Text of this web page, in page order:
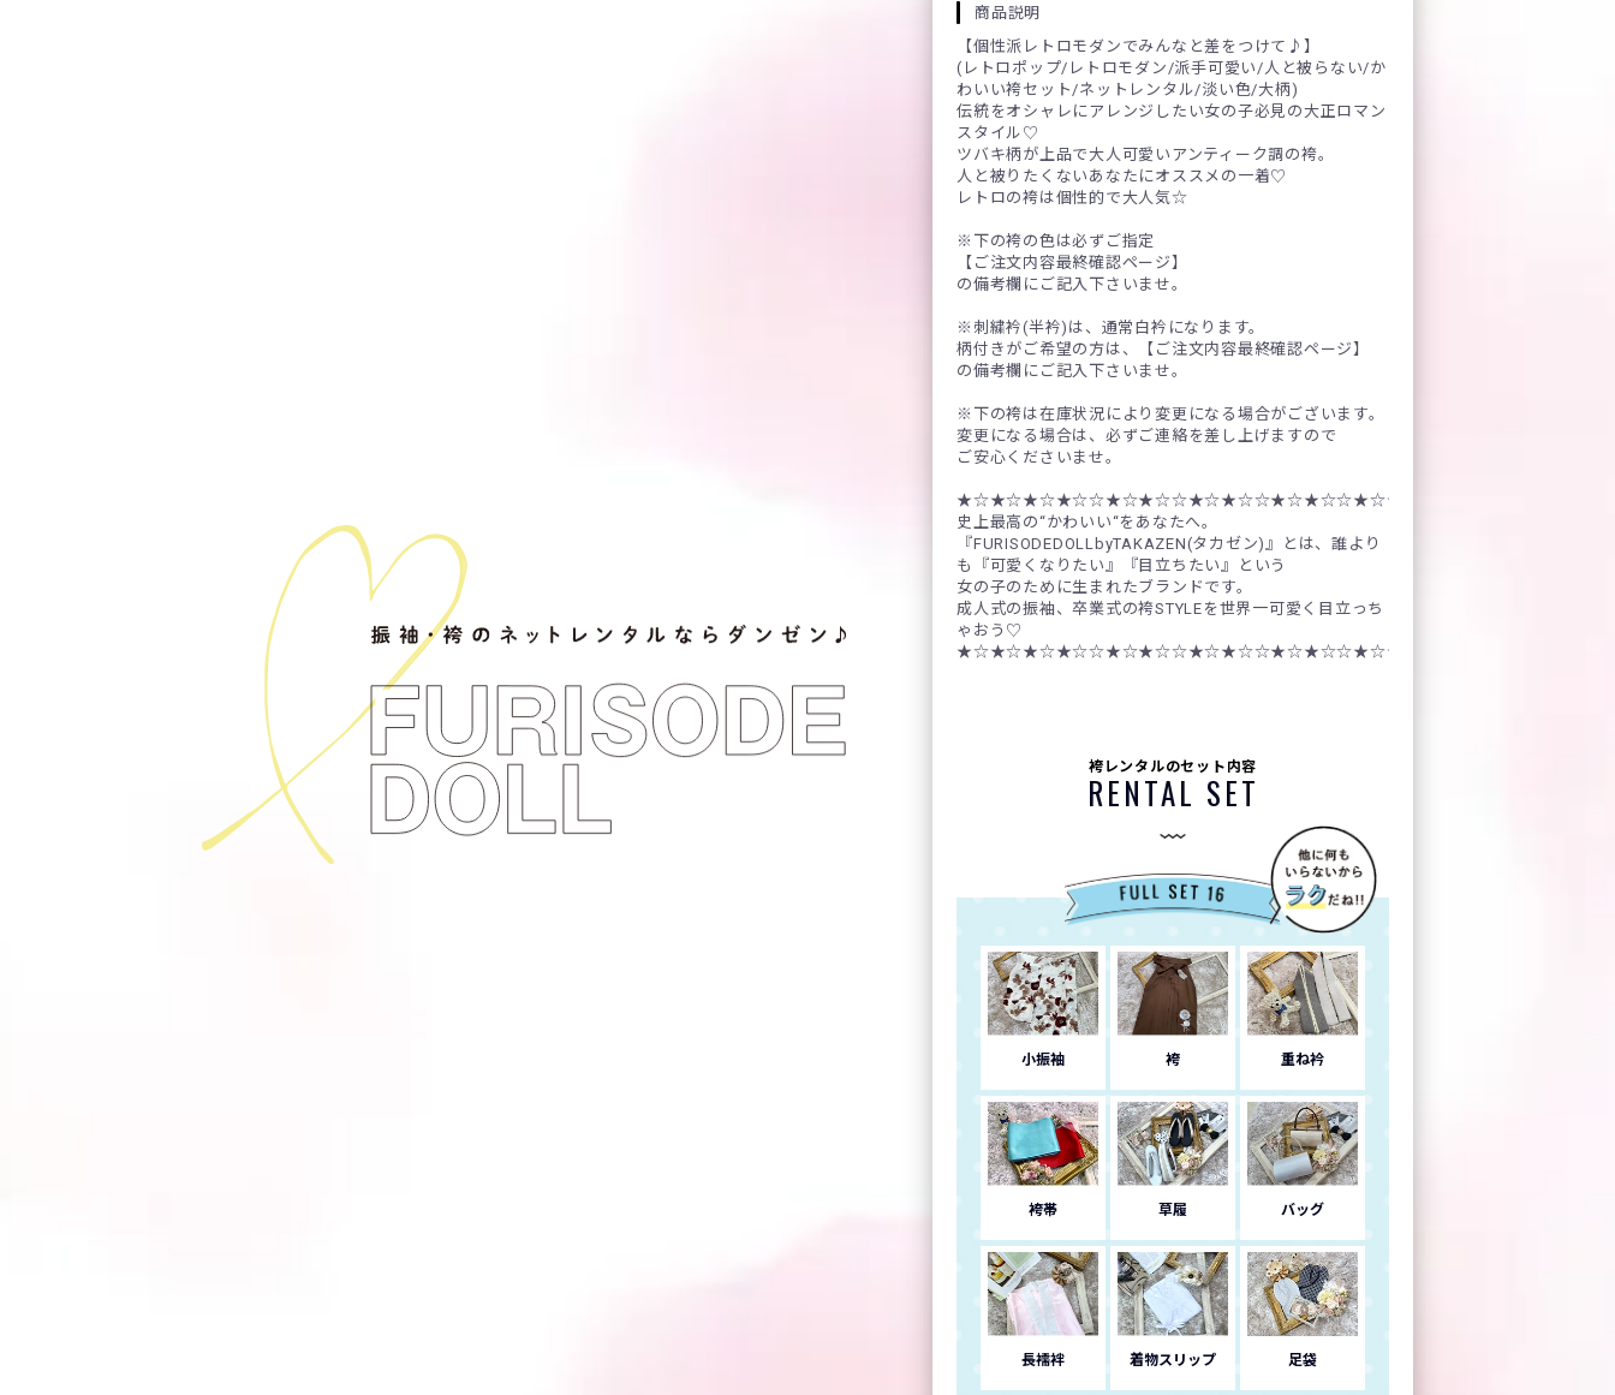
商品説明
【個性派レトロモダンでみんなと差をつけて♪】
(レトロポップ/レトロモダン/派手可愛い/人と被らない/か
わいい袴セット/ネットレンタル/淡い色/大柄)
伝統をオシャレにアレンジしたい女の子必見の大正ロマン
スタイル♡
ツバキ柄が上品で大人可愛いアンティーク調の袴。
人と被りたくないあなたにオススメの一着♡
レトロの袴は個性的で大人気☆
※下の袴の色は必ずご指定
【ご注文内容最終確認ページ】
の備考欄にご記入下さいませ。
※刺繍衿(半衿)は、通常白衿になります。
柄付きがご希望の方は、【ご注文内容最終確認ページ】
の備考欄にご記入下さいませ。
※下の袴は在庫状況により変更になる場合がございます。
変更になる場合は、必ずご連絡を差し上げますので
ご安心くださいませ。
史上最高の“かわいい“をあなたへ。
『FURISODEDOLLbyTAKAZEN(タカゼン)』とは、誰より
も『可愛くなりたい』『目立ちたい』という
女の子のために生まれたブランドです。
成人式の振袖、卒業式の袴STYLEを世界一可愛く目立っち
ゃおう♡
袴レンタルのセット内容
RENTAL SET
小振袖 袴 重ね衿
袴帯 草履 バッグ
長襦袢 着物スリップ 足袋